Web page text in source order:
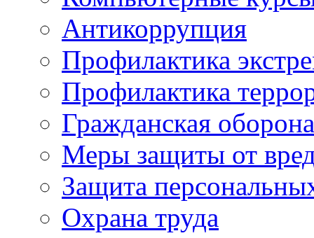
Антикоррупция
Профилактика
Профилактика
Гражданская оборона
Меры защиты от
Защита
Охрана труда